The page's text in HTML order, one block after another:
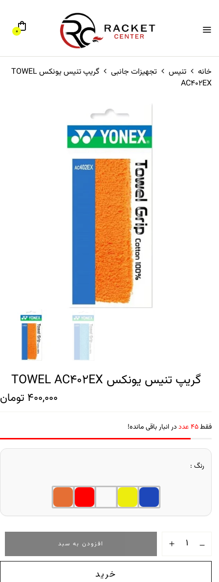
0
خانه تنیس تجهیزات جانبی
گریپ تنیس یونکس TOWEL
AC402EX
گریپ تنیس یونکس TOWEL AC402EX
400,000 تومان
فقط45 عدد در انبار باقی مانده!
رنگ
افزودن به سبد
خرید